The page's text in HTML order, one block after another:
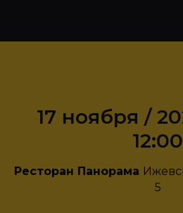
17 ноября /
12:00
Ресторан Панорама
5